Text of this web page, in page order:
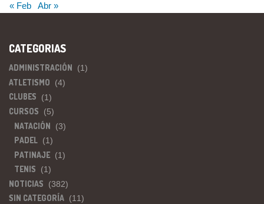
« Feb Abr »
CATEGORIAS
ADMINISTRACIÓN (1)
ATLETISMO (4)
CLUBES (1)
CURSOS (5)
NATACIÓN (3)
PADEL (1)
PATINAJE (1)
TENIS (1)
NOTICIAS (382)
SIN CATEGORÍA (11)